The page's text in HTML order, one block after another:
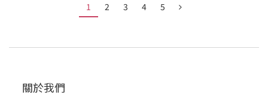
1 2 3 4 5
關於我們